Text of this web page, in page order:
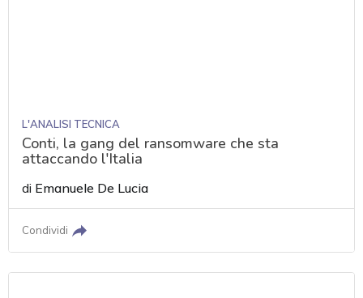
L'ANALISI TECNICA
Conti, la gang del ransomware che sta
attaccando l'Italia
di Emanuele De Lucia
Condividi